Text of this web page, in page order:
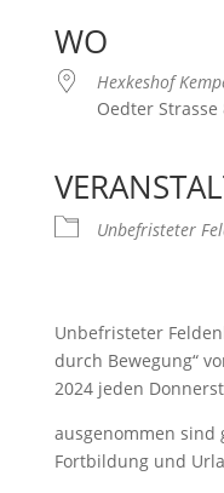
WO
Hexkeshof
Oedter Strasse
Unbefristeter
Unbefristeter
durch Bewegung“
2024 jeden
ausgenommen sind
Fortbildung und